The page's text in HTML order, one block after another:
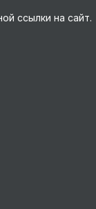
ссылки на сайт.